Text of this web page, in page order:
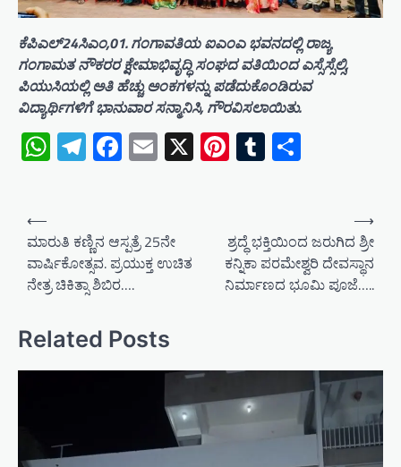
ಕೆಪಿಎಲ್24ಸಿಎಂ,01. ಗಂಗಾವತಿಯ ಐಎಂಎ ಭವನದಲ್ಲಿ ರಾಜ್ಯ
ಗಂಗಾಮತ ನೌಕರರ ಕ್ಷೇಮಾಭಿವೃದ್ಧಿ ಸಂಘದ ವತಿಯಿಂದ ಎಸ್ಸೆಸ್ಸೆಲ್ಸಿ,
ಪಿಯುಸಿಯಲ್ಲಿ ಅತಿ ಹೆಚ್ಚು ಅಂಕಗಳನ್ನು ಪಡೆದುಕೊಂಡಿರುವ
ವಿದ್ಯಾರ್ಥಿಗಳಿಗೆ ಭಾನುವಾರ ಸನ್ಮಾನಿಸಿ, ಗೌರವಿಸಲಾಯಿತು.
WhatsApp
Telegram
Facebook
Email
X Pinterest
Tumblr
n
a
v
⟵
ಮಾರುತಿ ಕಣ್ಣಿನ ಆಸ್ಪತ್ರೆ 25ನೇ
ವಾರ್ಷಿಕೋತ್ಸವ. ಪ್ರಯುಕ್ತ ಉಚಿತ
ನೇತ್ರ ಚಿಕಿತ್ಸಾ ಶಿಬಿರ….
ಶ್ರದ್ಧೆ ಭಕ್ತಿಯಿಂದ ಜರುಗಿದ ಶ್ರೀ
ಕನ್ನಿಕಾ ಪರಮೇಶ್ವರಿ ದೇವಸ್ಥಾನ
ನಿರ್ಮಾಣದ ಭೂಮಿ ಪೂಜೆ…..
⟶
Related Posts